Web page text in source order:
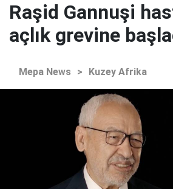
Raşid Gannuşi
açlık grevine
Mepa News > Kuzey Afrika